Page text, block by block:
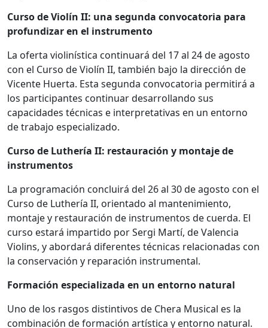
Curso de Violín II: una segunda convocatoria para
profundizar en el instrumento
La oferta violinística continuará del 17 al 24 de agosto
con el Curso de Violín II, también bajo la dirección de
Vicente Huerta. Esta segunda convocatoria permitirá a
los participantes continuar desarrollando sus
capacidades técnicas e interpretativas en un entorno
de trabajo especializado.
Curso de Luthería II: restauración y montaje de
instrumentos
La programación concluirá del 26 al 30 de agosto con el
Curso de Luthería II, orientado al mantenimiento,
montaje y restauración de instrumentos de cuerda. El
curso estará impartido por Sergi Martí, de Valencia
Violins, y abordará diferentes técnicas relacionadas con
la conservación y reparación instrumental.
Formación especializada en un entorno natural
Uno de los rasgos distintivos de Chera Musical es la
combinación de formación artística y entorno natural.